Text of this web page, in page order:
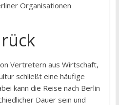
Organisationen
Vertretern aus Wirtschaft,
schließt eine häufige
kann die Reise nach Berlin
Dauer sein und